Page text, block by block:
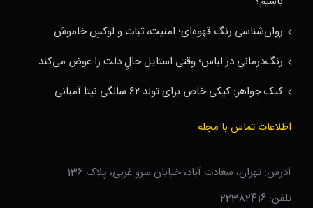
روان‌شناسی رنگ قهوه‌ای؛ امنیت، ثبات و لوکسِ خاموش
رنگ‌درمانی در لباس؛ وقتی استایل حالِ دلت را عوض می‌کند
کیک جواهر: کیکی خاص برای تولد ۶۲ سالگی نیتا آمبانی
اطلاعات تماس با مجله
آدرس: تهران، سعادت آباد، خیابان سرو غربی، پلاک 136
تلفن: 22382416